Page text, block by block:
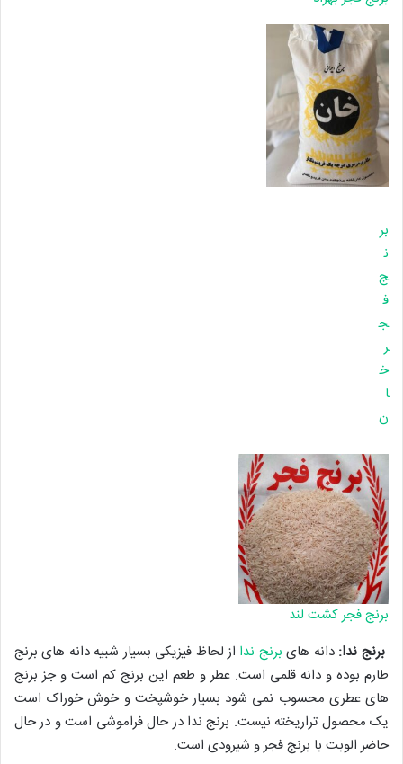
بر
ن
ج
ف
ج
ر
خ
ا
ن
برنج فجر کشت لند
برنج ندا:دانه های برنج ندا از لحاظ فیزیکی بسیار شبیه دانه های برنج
طارم بوده و دانه قلمی است. عطر و طعم این برنج کم است و جز برنج
های عطری محسوب نمی شود بسیار خوشپخت و خوش خوراک است
یک محصول تراریخته نیست. برنج ندا در حال فراموشی است و در حال
حاضر الوبت با برنج فجر و شیرودی است.